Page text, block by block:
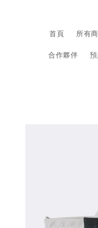
首頁 所有
合作夥伴